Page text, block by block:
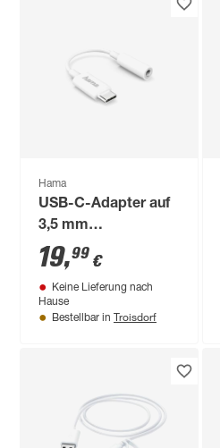
Hama
USB-C-Adapter auf
3,5 mm
Audiobuchse weiß
19,99 €
Keine Lieferung nach
Hause
Bestellbar in Troisdorf